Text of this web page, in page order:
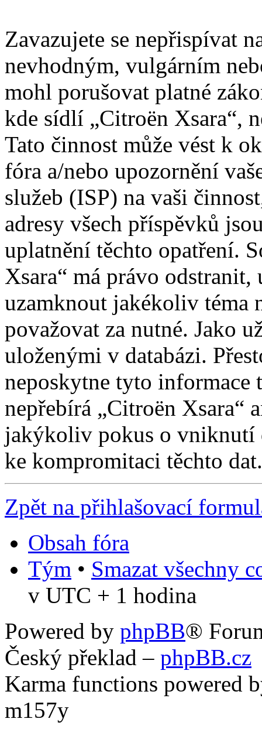
Zavazujete se nepřispívat
nevhodným, vulgárním
mohl porušovat platné
kde sídlí „Citroën Xsara“,
Tato činnost může vést k
fóra a/nebo upozornění
služeb (ISP) na vaši
adresy všech příspěvků
uplatnění těchto opatření.
Xsara“ má právo
uzamknout jakékoliv téma
považovat za nutné. Jako
uloženými v databázi.
neposkytne tyto informace
nepřebírá „Citroën Xsara“
jakýkoliv pokus o vniknutí
ke kompromitaci těchto dat.
Zpět na přihlašovací
Obsah fóra
Tým • Smazat všechny
v UTC + 1 hodina
Powered by phpBB®
Český překlad – phpBB.cz
Karma functions powered
m157y